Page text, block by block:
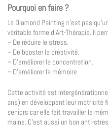
Pourquoi en faire ?
Le Diamond Painting n’est pas
véritable forme d’Art-Thérapie. Il
– De réduire le stress.
– De booster la créativité.
– D’améliorer la concentration.
– D’améliorer la mémoire.
Cette activité est
ans) en développant leur motricité
seniors car elle fait travailler la
mains. C’est aussi un bon anti-